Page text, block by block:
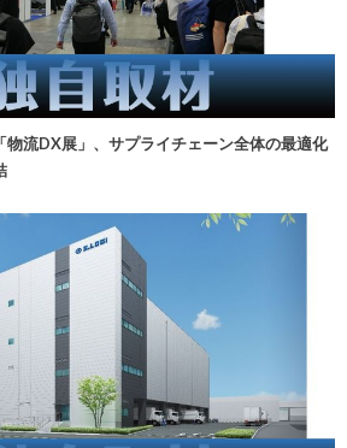
物流DX展」、サプライチェーン全体の最適化